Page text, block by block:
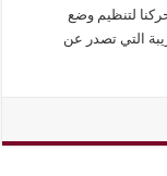
لتنظيم وضع
التي تصدر عن